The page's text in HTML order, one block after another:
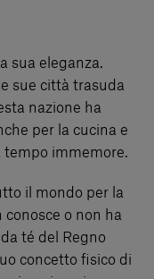
sua eleganza.
sue città trasuda
nazione ha
per la cucina e
tempo immemore.
il mondo per la
o non ha
té del Regno
concetto fisico di